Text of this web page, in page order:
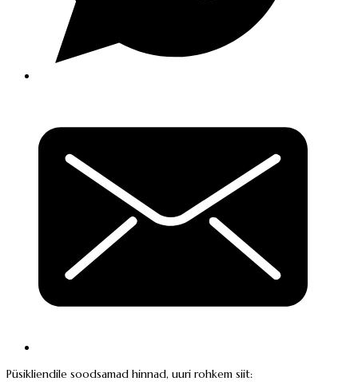
Püsikliendile soodsamad hinnad, uuri rohkem siit: